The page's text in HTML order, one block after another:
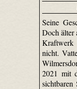
Seine
Doch älter
nicht.
2021 mit
sichtbaren